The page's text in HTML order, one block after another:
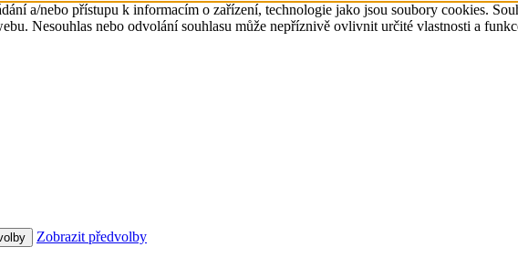
a/nebo přístupu k informacím o zařízení, technologie jako jsou soubory cookies.
Nesouhlas nebo odvolání souhlasu může nepříznivě ovlivnit určité vlastnosti a
Zobrazit předvolby